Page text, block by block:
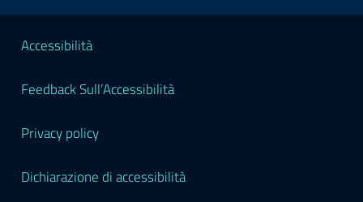
Sezione Legale
Accessibilità
Feedback Sull’Accessibilità
Privacy policy
Dichiarazione di accessibilità